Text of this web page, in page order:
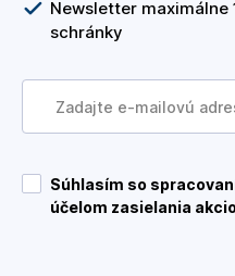
Newsletter maximálne
schránky
Súhlasím so
účelom zasielania